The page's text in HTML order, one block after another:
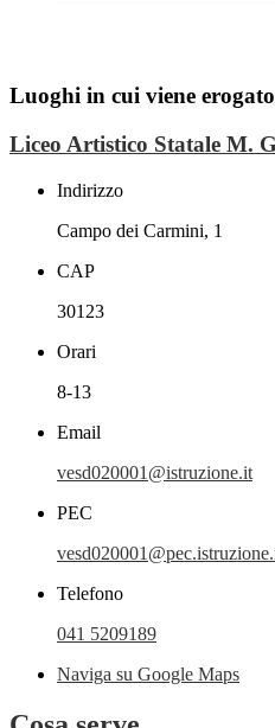
Luoghi in cui viene
Liceo Artistico Statale M.
Indirizzo
Campo dei Carmini, 1
CAP
30123
Orari
8-13
Email
vesd020001@istruzione.it
PEC
Telefono
041 5209189
Naviga su Google Maps